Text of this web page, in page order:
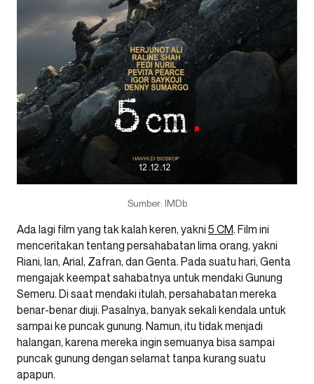
Sumber: IMDb
Ada lagi film yang tak kalah keren, yakni 5 CM. Film ini
menceritakan tentang persahabatan lima orang, yakni
Riani, Ian, Arial, Zafran, dan Genta. Pada suatu hari, Genta
mengajak keempat sahabatnya untuk mendaki Gunung
Semeru. Di saat mendaki itulah, persahabatan mereka
benar-benar diuji. Pasalnya, banyak sekali kendala untuk
sampai ke puncak gunung. Namun, itu tidak menjadi
halangan, karena mereka ingin semuanya bisa sampai
puncak gunung dengan selamat tanpa kurang suatu
apapun.